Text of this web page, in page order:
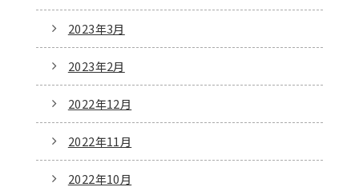
2023年3月
2023年2月
2022年12月
2022年11月
2022年10月